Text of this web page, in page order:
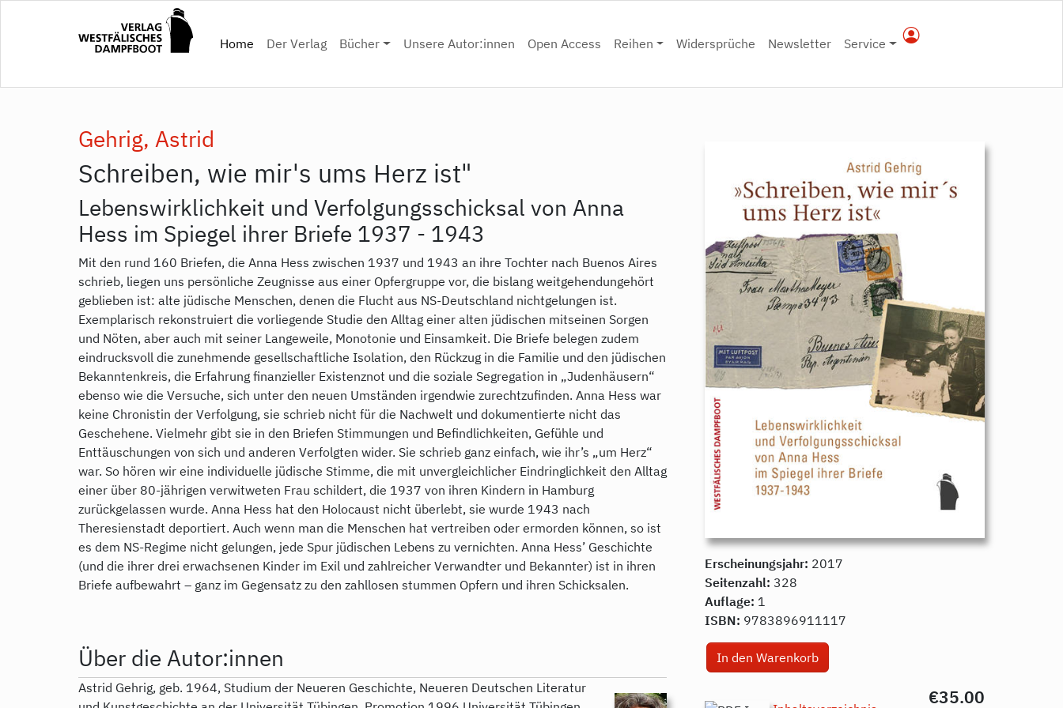
Home(current)
Der Verlag Bücher Unsere Autor:innen Open Access Reihen Widersprüche Newsletter Service
Gehrig, Astrid
Schreiben, wie mir's ums Herz ist"
Lebenswirklichkeit und Verfolgungsschicksal von Anna
Hess im Spiegel ihrer Briefe 1937 - 1943
Mit den rund 160 Briefen, die Anna Hess zwischen 1937 und 1943 an ihre Tochter nach Buenos Aires
schrieb, liegen uns persönliche Zeugnisse aus einer Opfergruppe vor, die bislang weitgehendungehört
geblieben ist: alte jüdische Menschen, denen die Flucht aus NS-Deutschland nichtgelungen ist.
Exemplarisch rekonstruiert die vorliegende Studie den Alltag einer alten jüdischen mitseinen Sorgen
und Nöten, aber auch mit seiner Langeweile, Monotonie und Einsamkeit. Die Briefe belegen zudem
eindrucksvoll die zunehmende gesellschaftliche Isolation, den Rückzug in die Familie und den jüdischen
Bekanntenkreis, die Erfahrung ﬁnanzieller Existenznot und die soziale Segregation in „Judenhäusern“
ebenso wie die Versuche, sich unter den neuen Umständen irgendwie zurechtzuﬁnden. Anna Hess war
keine Chronistin der Verfolgung, sie schrieb nicht für die Nachwelt und dokumentierte nicht das
Geschehene. Vielmehr gibt sie in den Briefen Stimmungen und Beﬁndlichkeiten, Gefühle und
Enttäuschungen von sich und anderen Verfolgten wider. Sie schrieb ganz einfach, wie ihr’s „um Herz“
war. So hören wir eine individuelle jüdische Stimme, die mit unvergleichlicher Eindringlichkeit den Alltag
einer über 80-jährigen verwitweten Frau schildert, die 1937 von ihren Kindern in Hamburg
zurückgelassen wurde. Anna Hess hat den Holocaust nicht überlebt, sie wurde 1943 nach
Theresienstadt deportiert. Auch wenn man die Menschen hat vertreiben oder ermorden können, so ist
es dem NS-Regime nicht gelungen, jede Spur jüdischen Lebens zu vernichten. Anna Hess’ Geschichte
(und die ihrer drei erwachsenen Kinder im Exil und zahlreicher Verwandter und Bekannter) ist in ihren
Briefe aufbewahrt – ganz im Gegensatz zu den zahllosen stummen Opfern und ihren Schicksalen.
Über die Autor:innen
Astrid Gehrig, geb. 1964, Studium der Neueren Geschichte, Neueren Deutschen Literatur
Erscheinungsjahr: 2017
Seitenzahl: 328
Auflage: 1
ISBN: 9783896911117
€35.00